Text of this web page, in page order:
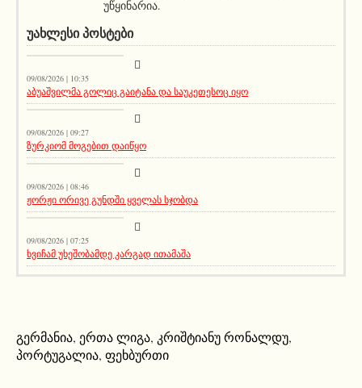
უწყინარია.
ᲣᲐᲮᲚᲔᲡᲘ ᲞᲝᲡᲢᲔᲑᲘ
09/08/2026 | 10:35
აბუაშვილმა გოლიც გაიტანა და საუკეთესოც იყო
სიახლეები
09/08/2026 | 09:27
ზურკიომ მოგებით დაიწყო
კატეგორიის გარეშე
09/08/2026 | 08:46
ჟორჟი ორივე გუნდში ყველას სჯობდა
მთავარი ამბავი
09/08/2026 | 07:25
ხვიჩამ უხეშობამდე კარგად ითამაშა
გერმანია, ერთა ლიგა, კრიშტიანუ რონალდუ,
პორტუგალია, ფეხბურთი